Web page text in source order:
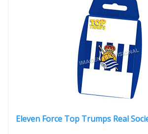
Eleven Force Top Trumps Real